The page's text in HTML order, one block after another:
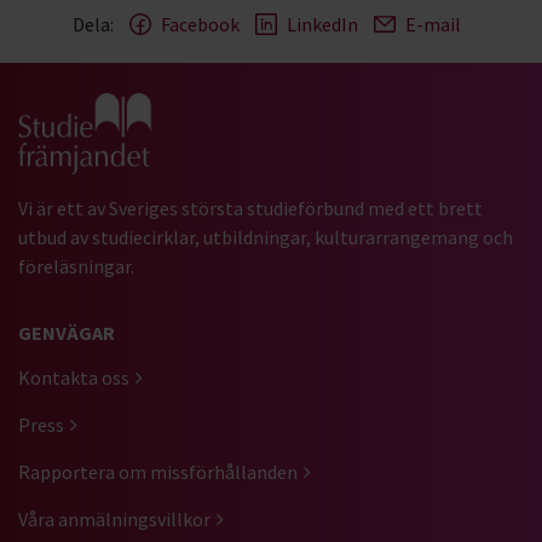
Dela: Facebook LinkedIn E-mail
Gå till studiefrämjandets startsida
Vi är ett av Sveriges största studieförbund med ett brett
utbud av studiecirklar, utbildningar, kulturarrangemang och
föreläsningar.
GENVÄGAR
Kontakta oss
Press
Rapportera om missförhållanden
Våra anmälningsvillkor